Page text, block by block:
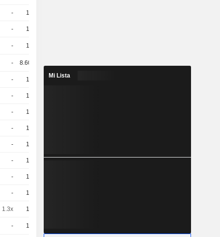
- 10
- 10
- 10
- 8.606
- 10 4,580
- 10
- 10
- 10
- 10
- 10
- 10
- 10
1.3x 10
- 10
Mi Lista